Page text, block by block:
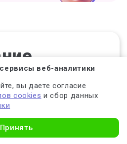
в курсовой работе
быть в курсовой
в курсовой
веб-аналитики
вы даете согласие
cookies и сбор данных
Принять